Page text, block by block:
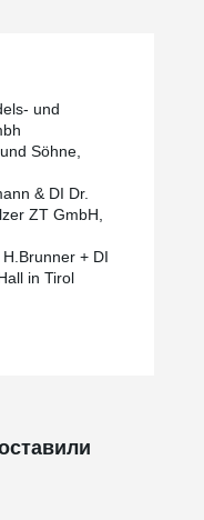
und
Söhne,
& DI Dr.
ZT GmbH,
+ DI
in Tirol